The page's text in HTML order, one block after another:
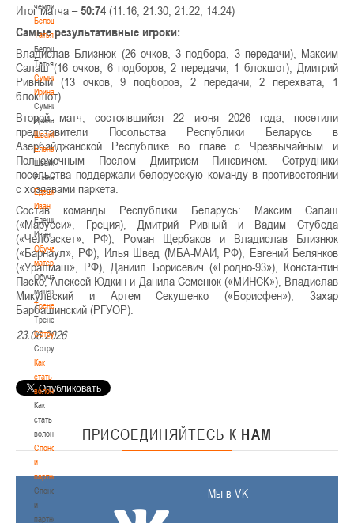
чемпионы
Белошапко
Татьяна
Белошапко
Татьяна
Сумникова
Ирина
Сумникова
Ирина
Швайбович
Елена
Швайбович
Елена
Едешко
Иван
Едешко
Иван
Обучающие
материалы
Обучающие
материалы
Тренерам
Тренерам
Сотрудничество
Сотрудничество
Как
стать
волонтером
Как
стать
волонтером
Спонсоры
и
партнеры
Спонсоры
и
партнеры
Итог матча –50:74 (11:16, 21:30, 21:22, 14:24)
Самые результативные игроки:
Владислав Близнюк (26 очков, 3 подбора, 3 передачи), Максим
Салаш (16 очков, 6 подборов, 2 передачи, 1 блокшот), Дмитрий
Ривный (13 очков, 9 подборов, 2 передачи, 2 перехвата, 1
блокшот).
Второй матч, состоявшийся 22 июня 2026 года, посетили
представители Посольства Республики Беларусь в
Азербайджанской Республике во главе с Чрезвычайным и
Полномочным Послом Дмитрием Пиневичем. Сотрудники
посольства поддержали белорусскую команду в противостоянии
с хозяевами паркета.
Состав команды Республики Беларусь: Максим Салаш
(«Марусси», Греция), Дмитрий Ривный и Вадим Стубеда
(«Челбаскет», РФ), Роман Щербаков и Владислав Близнюк
(«Барнаул», РФ), Илья Швед (МБА-МАИ, РФ), Евгений Белянков
(«Уралмаш», РФ), Даниил Борисевич («Гродно-93»), Константин
Паско, Алексей Юдкин и Данила Семенюк («МИНСК»), Владислав
Микульский и Артем Секушенко («Борисфен»), Захар
Барбашинский (РГУОР).
23.06.2026
ПРИСОЕДИНЯЙТЕСЬ К НАМ
Мы в VK